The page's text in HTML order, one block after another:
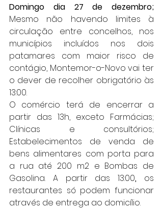
Domingo dia 27 de dezembro;
Mesmo não havendo limites à
circulação entre concelhos, nos
municípios incluídos nos dois
patamares com maior risco de
contágio, Montemor-o-Novo vai ter
o dever de recolher obrigatório às
13:00.
O comércio terá de encerrar a
partir das 13h, exceto Farmácias;
Clínicas e consultórios;
Estabelecimentos de venda de
bens alimentares com porta para
a rua até 200 m2 e Bombas de
Gasolina. A partir das 13:00, os
restaurantes só podem funcionar
através de entrega ao domicílio.